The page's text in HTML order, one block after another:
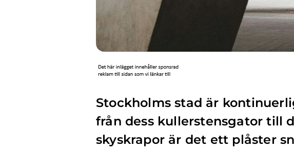
Stockholms stad är
från dess kullerstensgator till
skyskrapor är det ett plåster